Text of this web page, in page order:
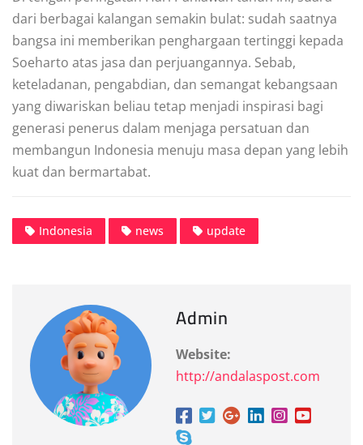
dari berbagai kalangan semakin bulat: sudah saatnya
bangsa ini memberikan penghargaan tertinggi kepada
Soeharto atas jasa dan perjuangannya. Sebab,
keteladanan, pengabdian, dan semangat kebangsaan
yang diwariskan beliau tetap menjadi inspirasi bagi
generasi penerus dalam menjaga persatuan dan
membangun Indonesia menuju masa depan yang lebih
kuat dan bermartabat.
Indonesia news update
Admin
Website:
http://andalaspost.com